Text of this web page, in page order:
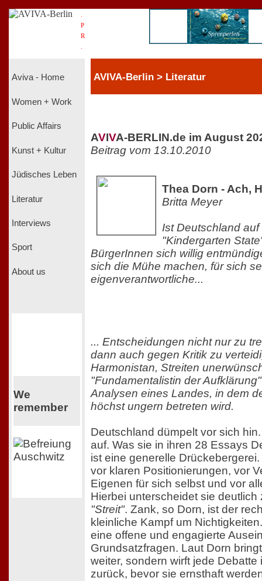
P
R
Aviva - Home
Women + Work
Public Affairs
Kunst + Kultur
Jüdisches Leben
Literatur
Interviews
Sport
About us
We
remember
AVIVA-Berlin > Literatur
AVIVA-BERLIN.de im August
Beitrag vom 13.10.2010
Thea Dorn - Ach,
Britta Meyer
Ist Deutschland
"Kindergarten
BürgerInnen sich willig
sich die Mühe machen, für sich
eigenverantwortliche...
... Entscheidungen nicht nur zu
dann auch gegen Kritik zu
Harmonistan, Streiten
"Fundamentalistin der
Analysen eines Landes, in dem
höchst ungern betreten wird.
Deutschland dümpelt vor sich
auf. Was sie in ihren 28 Essays
ist eine generelle
vor klaren Positionierungen, vor
Eigenen für sich selbst und vor
Hierbei unterscheidet sie
"Streit". Zank, so Dorn, ist der
kleinliche Kampf um
eine offene und engagierte
Grundsatzfragen. Laut Dorn
weiter, sondern wirft jede Debatte
zurück, bevor sie ernsthaft